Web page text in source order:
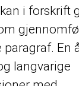
i forskrift
paragraf. En
langvarige